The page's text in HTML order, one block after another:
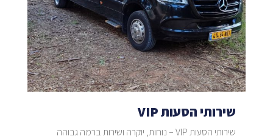
שירותי הסעות VIP
שירותי הסעות VIP – נוחות, יוקרה ושירות ברמה גבוהה